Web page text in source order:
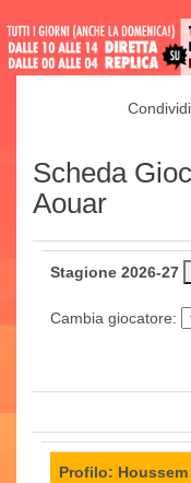
Scheda
Aouar
Stagione 2026-27
Cambia giocatore:
Profilo: Houssem